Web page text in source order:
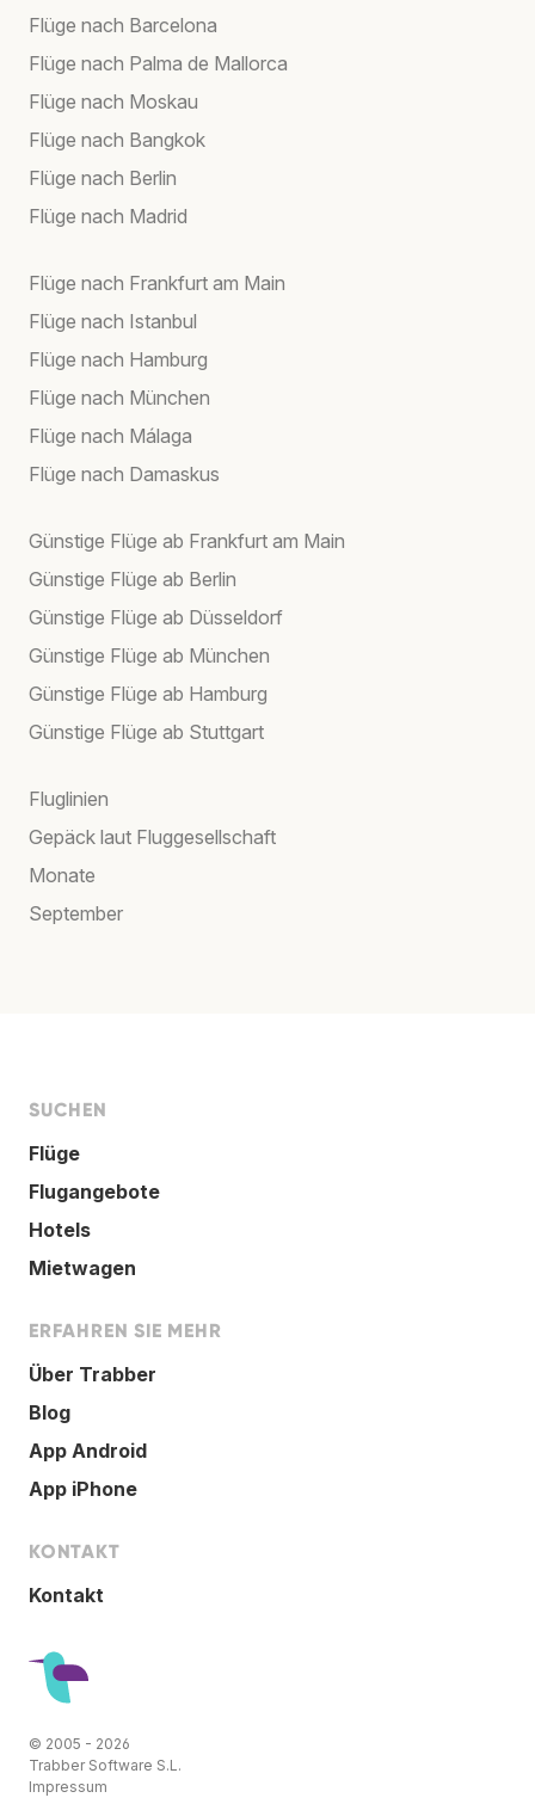
Flüge nach Barcelona
Flüge nach Palma de Mallorca
Flüge nach Moskau
Flüge nach Bangkok
Flüge nach Berlin
Flüge nach Madrid
Flüge nach Frankfurt am Main
Flüge nach Istanbul
Flüge nach Hamburg
Flüge nach München
Flüge nach Málaga
Flüge nach Damaskus
Günstige Flüge ab Frankfurt am Main
Günstige Flüge ab Berlin
Günstige Flüge ab Düsseldorf
Günstige Flüge ab München
Günstige Flüge ab Hamburg
Günstige Flüge ab Stuttgart
Fluglinien
Gepäck laut Fluggesellschaft
Monate
September
SUCHEN
Flüge
Flugangebote
Hotels
Mietwagen
ERFAHREN SIE MEHR
Über Trabber
Blog
App Android
App iPhone
KONTAKT
Kontakt
© 2005 - 2026
Trabber Software S.L.
Impressum